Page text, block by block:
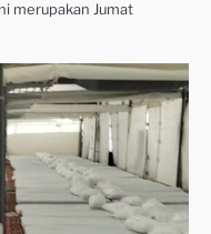
merupakan Jumat